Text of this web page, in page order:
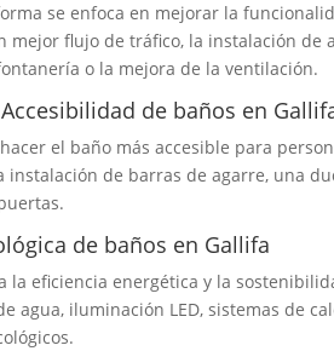
se enfoca en mejorar la
mejor flujo de tráfico, la instalación de
o la mejora de la ventilación.
de baños en
el baño más accesible para
de barras de agarre, una
de baños en Gallifa
la eficiencia energética y la
agua, iluminación LED, sistemas de